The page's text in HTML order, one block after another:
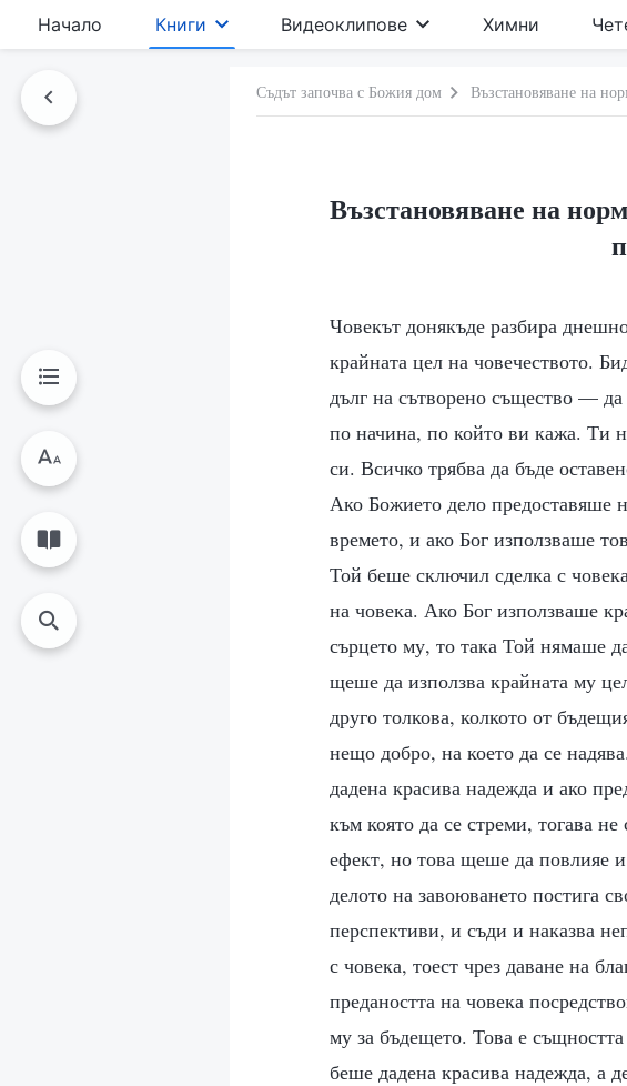
Начало Книги Видеоклипове Химни
Съдът започва с Божия дом Възстановяване на
Възстановяване на
Човекът донякъде разбира
крайната цел на човечеството.
дълг на сътворено същество —
по начина, по който ви кажа. Ти
си. Всичко трябва да бъде
Ако Божието дело предоставяше
времето, и ако Бог използваше
Той беше сключил сделка с
на човека. Ако Бог използваше
сърцето му, то така Той нямаше
щеше да използва крайната му
друго толкова, колкото от
нещо добро, на което да се
дадена красива надежда и ако
към която да се стреми, тогава
ефект, но това щеше да повлияе
делото на завоюването постига
перспективи, и съди и наказва
с човека, тоест чрез даване на
предаността на човека
му за бъдещето. Това е
беше дадена красива надежда, а